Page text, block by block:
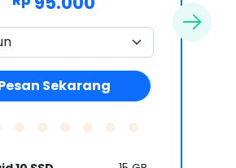
Sekarang